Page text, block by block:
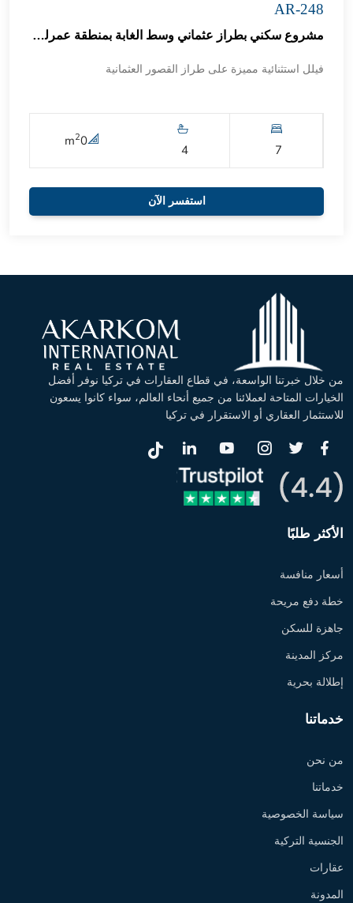
AR-248
مشروع سكني بطراز عثماني وسط الغابة بمنطقة عمرلي التركية 55
فيلل استثنائية مميزة على طراز القصور العثمانية
7
4
0
m2
استفسر الآن
من خلال خبرتنا الواسعة، في قطاع العقارات في تركيا نوفر أفضل
الخيارات المتاحة لعملائنا من جميع أنحاء العالم، سواء كانوا يسعون
للاستثمار العقاري أو الاستقرار في تركيا
الأكثر طلبًا
أسعار منافسة
خطة دفع مريحة
جاهزة للسكن
مركز المدينة
إطلالة بحرية
خدماتنا
من نحن
خدماتنا
سياسة الخصوصية
الجنسية التركية
عقارات
المدونة